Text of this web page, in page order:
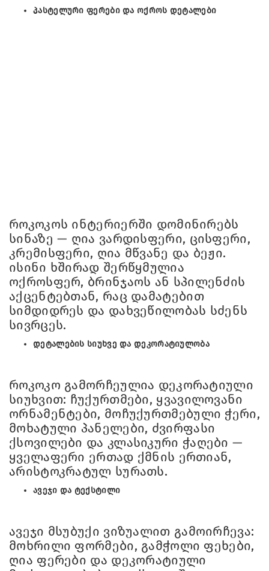
პასტელური ფერები და ოქროს დეტალები
როკოკოს ინტერიერში დომინირებს
სინაზე — ღია ვარდისფერი, ცისფერი,
კრემისფერი, ღია მწვანე და ბეჟი.
ისინი ხშირად შერწყმულია
ოქროსფერ, ბრინჯაოს ან სპილენძის
აქცენტებთან, რაც დამატებით
სიმდიდრეს და დახვეწილობას სძენს
სივრცეს.
დეტალების სიუხვე და დეკორატიულობა
როკოკო გამორჩეულია დეკორატიული
სიუხვით: ჩუქურთმები, ყვავილოვანი
ორნამენტები, მოჩუქურთმებული ჭერი,
მოხატული პანელები, ძვირფასი
ქსოვილები და კლასიკური ჭაღები —
ყველაფერი ერთად ქმნის ერთიან,
არისტოკრატულ სურათს.
ავეჯი და ტექსტილი
ავეჯი მსუბუქი ვიზუალით გამოირჩევა:
მოხრილი ფორმები, გამჭოლი ფეხები,
ღია ფერები და დეკორატიული